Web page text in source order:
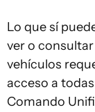
Lo que sí
ver o
vehículos
acceso a
Comando